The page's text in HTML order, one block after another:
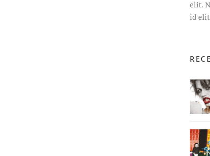
elit.
id